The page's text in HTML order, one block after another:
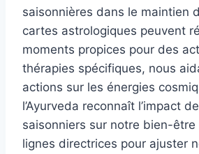
saisonnières dans le maintien
cartes astrologiques peuvent
moments propices pour des
thérapies spécifiques, nous
actions sur les énergies
l’Ayurveda reconnaît l’impact
saisonniers sur notre bien-
lignes directrices pour ajuster